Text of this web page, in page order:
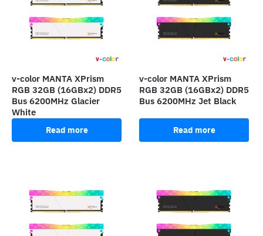
v-color MANTA XPrism
RGB 32GB (16GBx2) DDR5
Bus 6200MHz Glacier
White
Read more
v-color MANTA XPrism
RGB 32GB (16GBx2) DDR5
Bus 6200MHz Jet Black
Read more